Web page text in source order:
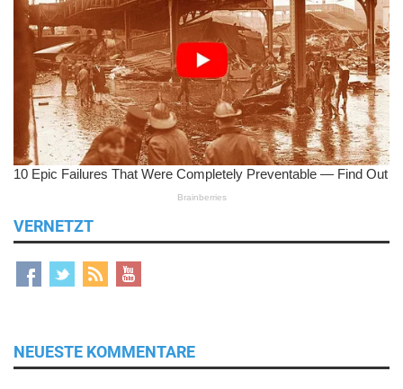
VERNETZT
NEUESTE KOMMENTARE